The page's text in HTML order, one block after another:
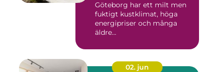
Göteborg har ett milt men
fuktigt kustklimat, höga
energipriser och många
äldre...
02. jun